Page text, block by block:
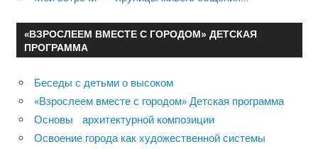
«ВЗРОСЛЕЕМ ВМЕСТЕ С ГОРОДОМ» ДЕТСКАЯ
ПРОГРАММА
Беседы с детьми о высоком
«Взрослеем вместе с городом» Детская программа
Основы архитектурной композиции
Освоение города как художественной системы